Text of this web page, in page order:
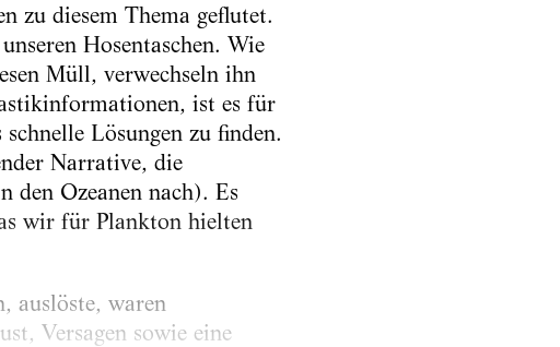
zu diesem Thema geflutet.
Hosentaschen. Wie
Müll, verwechseln ihn
ist es für
Lösungen zu finden.
Narrative, die
den Ozeanen nach). Es
wir für Plankton hielten
auslöste, waren
Versagen sowie eine